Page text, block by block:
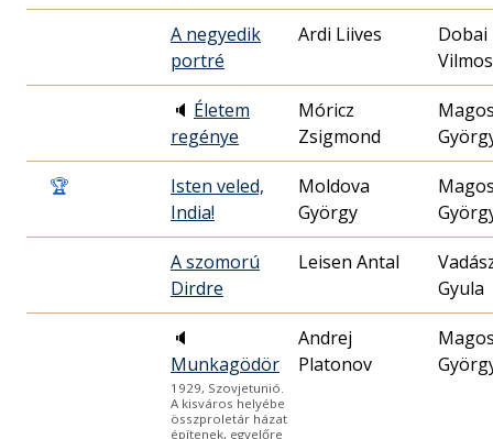
A negyedik
portré
Ardi Liives
Dobai
Vilmos
🔈 Életem
regénye
Móricz
Zsigmond
🏆
Isten veled,
India!
Moldova
György
A szomorú
Dirdre
Leisen Antal
Gyula
🔈
Munkagödör
1929, Szovjetunió.
A kisváros helyébe
összproletár házat
építenek, egyelőre
Andrej
Platonov